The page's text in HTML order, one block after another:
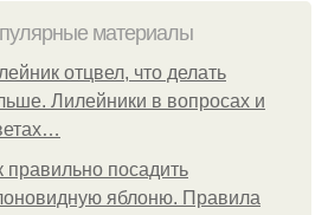
материалы
отцвел, что делать
Лилейники в вопросах и
правильно посадить
яблоню. Правила